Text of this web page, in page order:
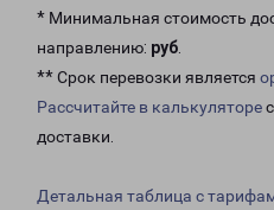
* Минимальная стоимость
направлению: руб.
** Срок перевозки является
Рассчитайте в калькуляторе
доставки.
Детальная таблица с